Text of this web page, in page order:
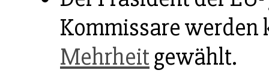
Kommissare
Mehrheitgewählt.